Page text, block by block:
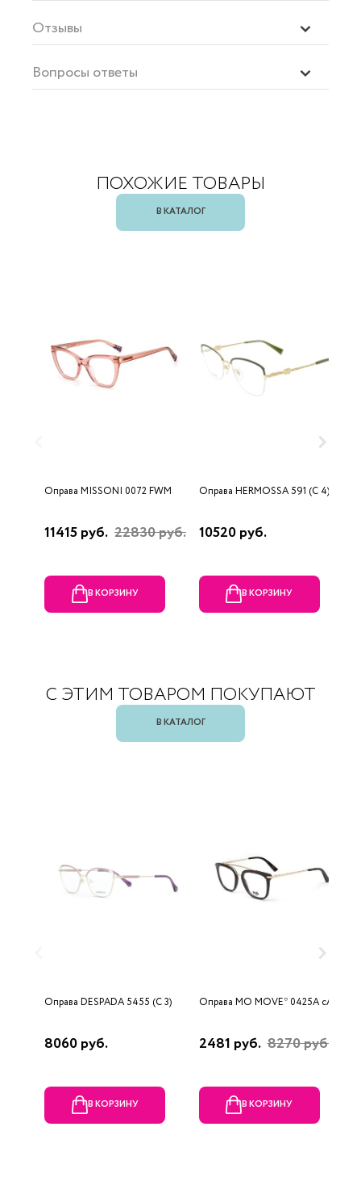
Отзывы
Вопросы ответы
ПОХОЖИЕ ТОВАРЫ
В КАТАЛОГ
Оправа MISSONI 0072 FWM
11415 руб. 22830 руб.
В КОРЗИНУ
Оправа HERMOSSA 591 (C 4)
10520 руб.
В КОРЗИНУ
С ЭТИМ ТОВАРОМ ПОКУПАЮТ
В КАТАЛОГ
Оправа DESPADA 5455 (C 3)
8060 руб.
В КОРЗИНУ
Оправа MO MOVE* 0425A cA
2481 руб. 8270 руб.
В КОРЗИНУ